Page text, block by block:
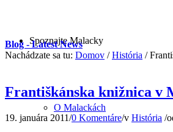
Spoznajte Malacky
O Malackách
Blog - Latest News
Nachádzate sa tu: Domov / História /
Františkánska knižnica v
19. januára 2011/0 Komentáre/v História /